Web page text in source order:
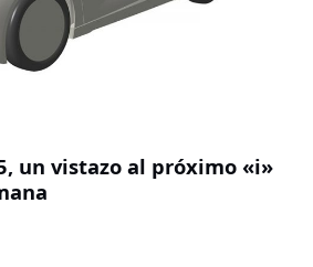
un vistazo al próximo «i»